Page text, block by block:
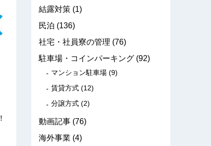
結露対策 (1)
民泊 (136)
社宅・社員寮の管理 (76)
駐車場・コインパーキング (92)
マンション駐車場 (9)
賃貸方式 (12)
分譲方式 (2)
動画記事 (76)
海外事業 (4)